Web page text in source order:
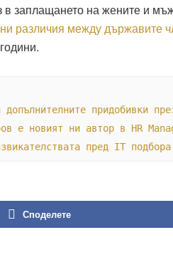
заплащането на жените и
различия между държавите
допълнителните придобивки
е новият ни автор в HR
пред IT
Споделете